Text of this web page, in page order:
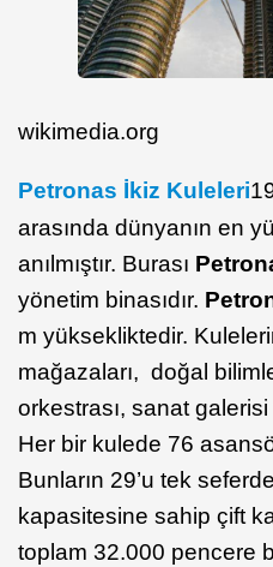
wikimedia.org
Petronas İkiz Kuleleri
arasında dünyanın en
anılmıştır. Burası
yönetim binasıdır.
m yüksekliktedir.
mağazaları, doğal
orkestrası, sanat
Her bir kulede 76
Bunların 29’u tek
kapasitesine sahip çift
toplam 32.000 pencere